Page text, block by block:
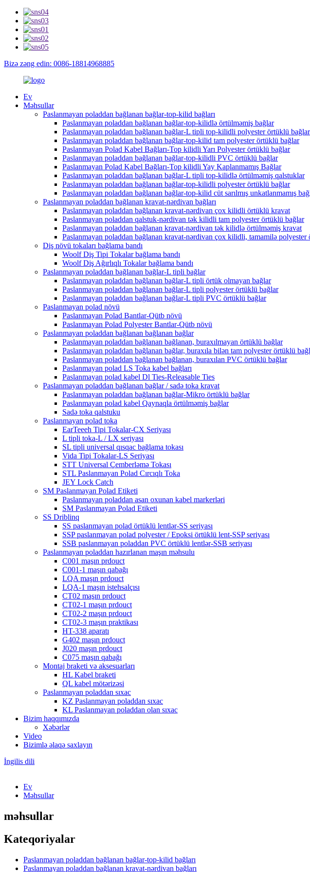
Bizə zəng edin: 0086-18814968885
Ev
Məhsullar
Paslanmayan poladdan bağlanan bağlar-top-kilid bağları
Paslanmayan poladdan bağlanan bağlar-top-kilidlə örtülməmiş bağlar
Paslanmayan poladdan bağlanan bağlar-L tipli top-kilidli polyester örtüklü bağlar
Paslanmayan poladdan bağlanan bağlar-top-kilid tam polyester örtüklü bağlar
Paslanmayan Polad Kabel Bağları-Top kilidli Yarı Polyester örtüklü bağlar
Paslanmayan poladdan bağlanan bağlar-top-kilidli PVC örtüklü bağlar
Paslanmayan Polad Kabel Bağları-Top kilidli Yay Kaplanmamış Bağlar
Paslanmayan poladdan bağlanan bağlar-L tipli top-kilidlə örtülməmiş qalstuklar
Paslanmayan poladdan bağlanan bağlar-top-kilidli polyester örtüklü bağlar
Paslanmayan poladdan bağlanan bağlar-top-kilid cüt sarılmış unkatlanmamış
Paslanmayan poladdan bağlanan kravat-nərdivan bağları
Paslanmayan poladdan bağlanan kravat-nərdivan çox kilidli örtüklü kravat
Paslanmayan poladdan qalstuk-nərdivan tək kilidli tam polyester örtüklü bağlar
Paslanmayan poladdan bağlanan kravat-nərdivan tək kilidlə örtülməmiş kravat
Paslanmayan poladdan bağlanan kravat-nərdivan çox kilidli, tamamilə polyester
Diş növü tokaları bağlama bandı
Woolf Diş Tipi Tokalar bağlama bandı
Woolf Diş Ağırlıqlı Tokalar bağlama bandı
Paslanmayan poladdan bağlanan bağlar-L tipli bağlar
Paslanmayan poladdan bağlanan bağlar-L tipli örtük olmayan bağlar
Paslanmayan poladdan bağlanan bağlar-L tipli polyester örtüklü bağlar
Paslanmayan poladdan bağlanan bağlar-L tipli PVC örtüklü bağlar
Paslanmayan polad növü
Paslanmayan Polad Bantlar-Qütb növü
Paslanmayan Polad Polyester Bantlar-Qütb növü
Paslanmayan poladdan bağlanan bağlanan bağlar
Paslanmayan poladdan bağlanan bağlanan, buraxılmayan örtüklü bağlar
Paslanmayan poladdan bağlanan bağlar, buraxıla bilən tam polyester örtüklü
Paslanmayan poladdan bağlanan bağlanan, buraxılan PVC örtüklü bağlar
Paslanmayan polad LS Toka kabel bağları
Paslanmayan polad kabel Dl Ties-Releasable Ties
Paslanmayan poladdan bağlanan bağlar / sadə toka kravat
Paslanmayan poladdan bağlanan bağlar-Mikro örtüklü bağlar
Paslanmayan polad kabel Qaynaqla örtülməmiş bağlar
Sadə toka qalstuku
Paslanmayan polad toka
EarTeeeh Tipi Tokalar-CX Seriyası
L tipli toka-L / LX seriyası
SL tipli universal qısqac bağlama tokası
Vida Tipi Tokalar-LS Seriyası
STT Universal Çemberləmə Tokası
STL Paslanmayan Polad Cırcıqlı Toka
JEY Lock Catch
SM Paslanmayan Polad Etiketi
Paslanmayan poladdan asan oxunan kabel markerləri
SM Paslanmayan Polad Etiketi
SS Driblinq
SS paslanmayan polad örtüklü lentlər-SS seriyası
SSP paslanmayan polad polyester / Epoksi örtüklü lent-SSP seriyası
SSB paslanmayan poladdan PVC örtüklü lentlər-SSB seriyası
Paslanmayan poladdan hazırlanan maşın məhsulu
C001 maşın prdouct
C001-1 maşın qabağı
LQA maşın prdouct
LQA-1 maşın istehsalçısı
CT02 maşın prdouct
CT02-1 maşın prdouct
CT02-2 maşın prdouct
CT02-3 maşın praktikası
HT-338 aparatı
G402 maşın prdouct
J020 maşın prdouct
C075 maşın qabağı
Montaj braketi və aksesuarları
HL Kabel braketi
QL kabel mötərizəsi
Paslanmayan poladdan sıxac
KZ Paslanmayan poladdan sıxac
KL Paslanmayan poladdan olan sıxac
Bizim haqqımızda
Xəbərlər
Video
Bizimlə əlaqə saxlayın
İngilis dili
Ev
Məhsullar
məhsullar
Kateqoriyalar
Paslanmayan poladdan bağlanan bağlar-top-kilid bağları
Paslanmayan poladdan bağlanan kravat-nərdivan bağları